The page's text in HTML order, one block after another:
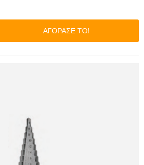
ΑΓΟΡΑΣΕ ΤΟ!